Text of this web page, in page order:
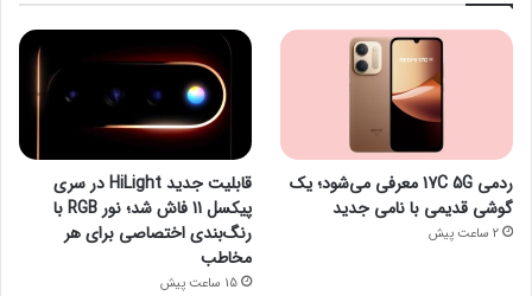
ردمی 17C 5G معرفی می‌شود؛ یک
گوشی قدیمی با نامی جدید
2 ساعت پیش
قابلیت جدید HiLight در سری
پیکسل 11 فاش شد؛ نور RGB با
رنگ‌بندی اختصاصی برای هر
مخاطب
15 ساعت پیش